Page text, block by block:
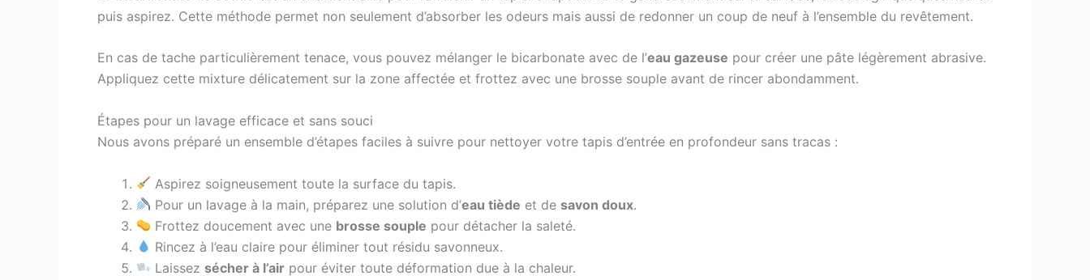
puis aspirez. Cette méthode permet non seulement d’absorber les odeurs mais aussi de redonner un coup de neuf à l’ensemble du revêtement.
En cas de tache particulièrement tenace, vous pouvez mélanger le bicarbonate avec de l’eau gazeuse pour créer une pâte légèrement abrasive.
Appliquez cette mixture délicatement sur la zone affectée et frottez avec une brosse souple avant de rincer abondamment.
Étapes pour un lavage efficace et sans souci
Nous avons préparé un ensemble d’étapes faciles à suivre pour nettoyer votre tapis d’entrée en profondeur sans tracas :
Aspirez soigneusement toute la surface du tapis.
Pour un lavage à la main, préparez une solution d’eau tiède et de savon doux.
Frottez doucement avec une brosse souple pour détacher la saleté.
Rincez à l’eau claire pour éliminer tout résidu savonneux.
Laissez sécher à l’air pour éviter toute déformation due à la chaleur.